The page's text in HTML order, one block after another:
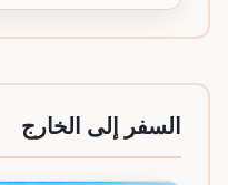
السفر إلى الخارج